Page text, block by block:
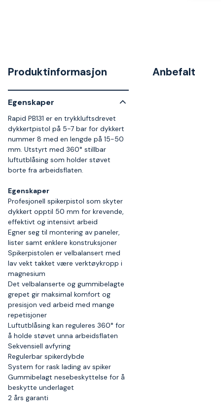
Produktinformasjon
Egenskaper
Rapid PB131 er en trykkluftsdrevet
dykkertpistol på 5-7 bar for dykkert
nummer 8 med en lengde på 15-50
mm. Utstyrt med 360° stillbar
luftutblåsing som holder støvet
borte fra arbeidsflaten.
Egenskaper
Profesjonell spikerpistol som skyter
dykkert opptil 50 mm for krevende,
effektivt og intensivt arbeid
Egner seg til montering av paneler,
lister samt enklere konstruksjoner
Spikerpistolen er velbalansert med
lav vekt takket være verktøykropp i
magnesium
Det velbalanserte og gummibelagte
grepet gir maksimal komfort og
presisjon ved arbeid med mange
repetisjoner
Luftutblåsing kan reguleres 360° for
å holde støvet unna arbeidsflaten
Sekvensiell avfyring
Regulerbar spikerdybde
System for rask lading av spiker
Gummibelagt nesebeskyttelse for å
beskytte underlaget
2 års garanti
Anbefalt